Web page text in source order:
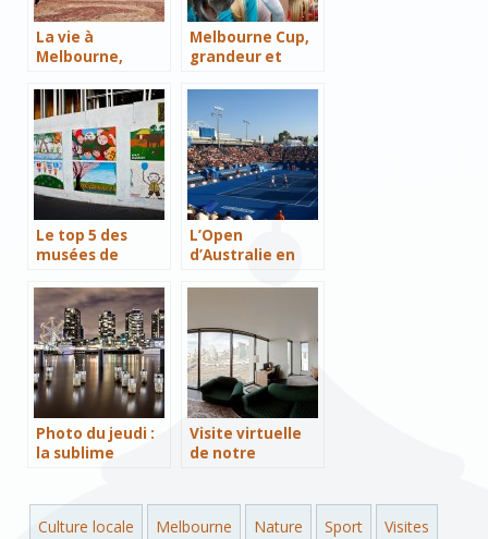
La vie à
Melbourne,
évènements à
foison
Melbourne Cup,
grandeur et
Le top 5 des
musées de
visiter avec des
enfants
L’Open
d’Australie en
Melbourne
Photo du jeudi :
la sublime
Visite virtuelle
de notre
Culture locale Melbourne Nature Sport Visites